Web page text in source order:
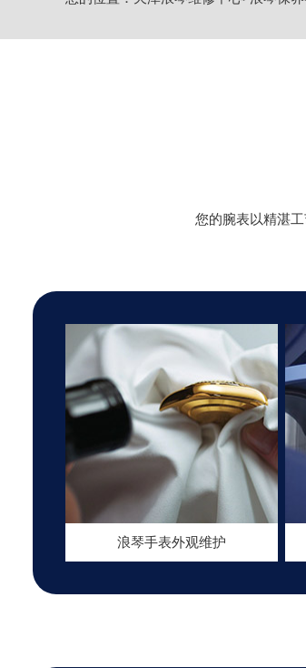
节假日正常营业！
您的腕表以精湛
浪琴手表外观维护